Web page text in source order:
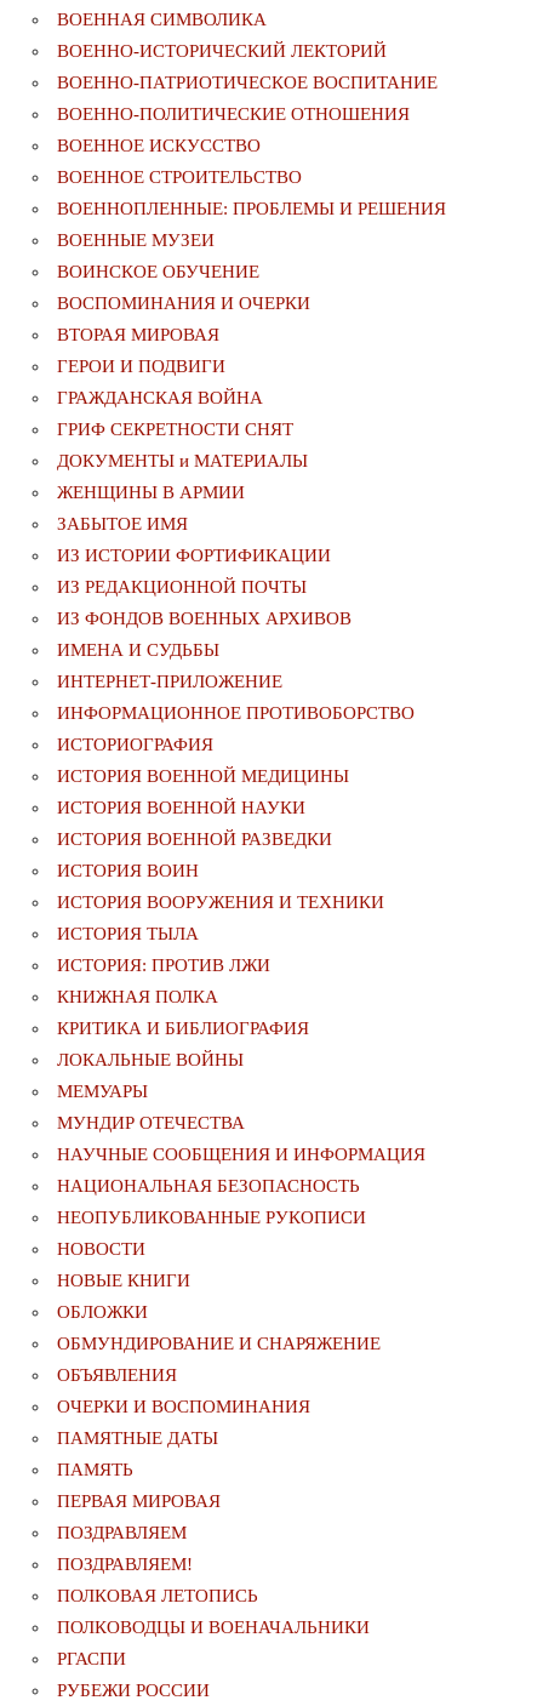
ВОЕННАЯ СИМВОЛИКА
ВОЕННО-ИСТОРИЧЕСКИЙ ЛЕКТОРИЙ
ВОЕННО-ПАТРИОТИЧЕСКОЕ ВОСПИТАНИЕ
ВОЕННО-ПОЛИТИЧЕСКИE ОТНОШЕНИЯ
ВОЕННОЕ ИСКУССТВО
ВОЕННОЕ СТРОИТЕЛЬСТВО
ВОЕННОПЛЕННЫЕ: ПРОБЛЕМЫ И РЕШЕНИЯ
ВОЕННЫЕ МУЗЕИ
ВОИНСКОЕ ОБУЧЕНИЕ
ВОСПОМИНАНИЯ И ОЧЕРКИ
ВТОРАЯ МИРОВАЯ
ГЕРОИ И ПОДВИГИ
ГРАЖДАНСКАЯ ВОЙНА
ГРИФ СЕКРЕТНОСТИ СНЯТ
ДОКУМЕНТЫ и МАТЕРИАЛЫ
ЖЕНЩИНЫ В АРМИИ
ЗАБЫТОЕ ИМЯ
ИЗ ИСТОРИИ ФОРТИФИКАЦИИ
ИЗ РЕДАКЦИОННОЙ ПОЧТЫ
ИЗ ФОНДОВ ВОЕННЫХ АРХИВОВ
ИМЕНА И СУДЬБЫ
ИНТЕРНЕТ-ПРИЛОЖЕНИЕ
ИНФОРМАЦИОННОЕ ПРОТИВОБОРСТВО
ИСТОРИОГРАФИЯ
ИСТОРИЯ ВОЕННОЙ МЕДИЦИНЫ
ИСТОРИЯ ВОЕННОЙ НАУКИ
ИСТОРИЯ ВОЕННОЙ РАЗВЕДКИ
ИСТОРИЯ ВОИН
ИСТОРИЯ ВООРУЖЕНИЯ И ТЕХНИКИ
ИСТОРИЯ ТЫЛА
ИСТОРИЯ: ПРОТИВ ЛЖИ
КНИЖНАЯ ПОЛКА
КРИТИКА И БИБЛИОГРАФИЯ
ЛОКАЛЬНЫЕ ВОЙНЫ
МЕМУАРЫ
МУНДИР ОТЕЧЕСТВА
НАУЧНЫЕ СООБЩЕНИЯ И ИНФОРМАЦИЯ
НАЦИОНАЛЬНАЯ БЕЗОПАСНОСТЬ
НЕОПУБЛИКОВАННЫЕ РУКОПИСИ
НОВОСТИ
НОВЫЕ КНИГИ
ОБЛОЖКИ
ОБМУНДИРОВАНИЕ И СНАРЯЖЕНИЕ
ОБЪЯВЛЕНИЯ
ОЧЕРКИ И ВОСПОМИНАНИЯ
ПАМЯТНЫЕ ДАТЫ
ПАМЯТЬ
ПЕРВАЯ МИРОВАЯ
ПОЗДРАВЛЯЕМ
ПОЗДРАВЛЯЕМ!
ПОЛКОВАЯ ЛЕТОПИСЬ
ПОЛКОВОДЦЫ И ВОЕНАЧАЛЬНИКИ
РГАСПИ
РУБЕЖИ РОССИИ